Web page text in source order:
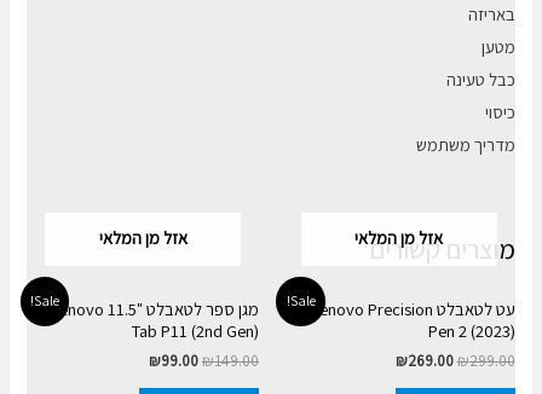
באריזה
מטען
כבל טעינה
כיסוי
מדריך משתמש
מוצרים קשורים
Sale!
אזל מן המלאי
עט לטאבלט Lenovo Precision
Pen 2 (2023)
₪299.00
₪269.00
Sale!
אזל מן המלאי
מגן ספר לטאבלט "11.5 Lenovo
Tab P11 (2nd Gen)
₪149.00
₪99.00